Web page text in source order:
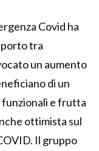
Covid ha
tra
un aumento
di un
funzionali e frutta
ottimista sul
Il gruppo